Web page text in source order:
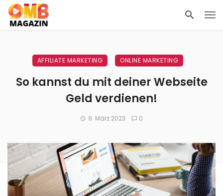
AFFILIATE MARKETING ONLINE MARKETING
So kannst du mit deiner Webseite
Geld verdienen!
9. März 2023 0